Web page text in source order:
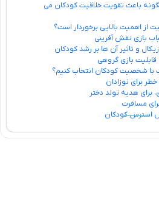
باعث تقویت خلاقیت کودکان می
از اهمیت بالایی برخوردار است؟
بازی نقش آفرینی
و تاثیر آن ها بر رشد کودکان
قابلیت بازی گروهی
با شخصیت کودکان انتخاب کنیم؟
برای نوزادان
برای هدیه تولد دختر
مسافرت
استرس کودکان